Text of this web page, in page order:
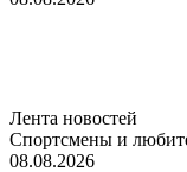
Лента новостей
Спортсмены и
08.08.2026